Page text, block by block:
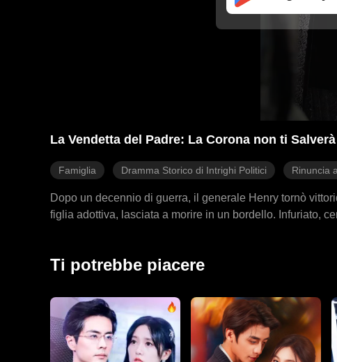
La Vendetta del Padre: La Corona non ti
Famiglia Dramma Storico di Intrighi Politici Rinuncia
Dopo un decennio di guerra, il generale Henry tornò
figlia adottiva, lasciata a morire in un bordello. Infuriato,
Ti potrebbe piacere